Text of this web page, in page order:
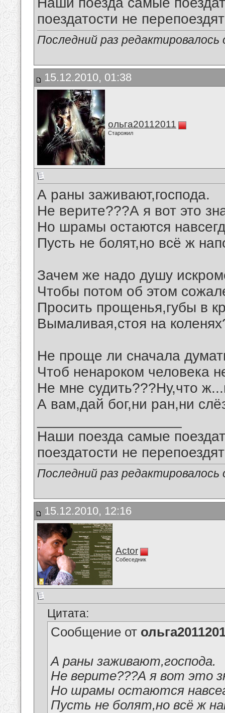
поездатости не
Последний раз редактировалось
15.12.2010, 01:38
ольга20112011
Старожил
А раны заживают,господа.
Не верите???А я вот это
Но шрамы остаются
Пусть не болят,но всё ж
Зачем же надо душу
Чтобы потом об этом
Просить прощенья,губы в
Вымаливая,стоя на
Не проще ли сначала
Чтоб ненароком человека
Не мне судить???Ну,что
А вам,дай бог,ни ран,ни
Наши поезда самые
поездатости не
Последний раз редактировалось
15.12.2010, 12:16
Actor
Собеседник
Цитата:
Сообщение от
А раны заживают,господа.
Не верите???А я вот это
Но шрамы остаются
Пусть не болят,но всё ж